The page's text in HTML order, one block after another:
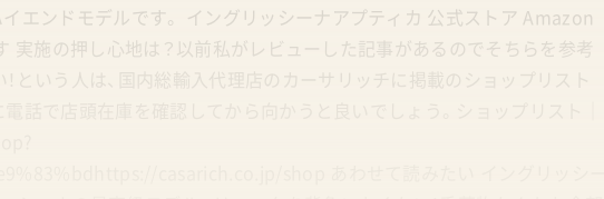
イエンドモデルです。 イングリッシーナアプティカ 公式ストア Amazon
実施の押し心地は？以前私がレビューした記事があるのでそちらを参考